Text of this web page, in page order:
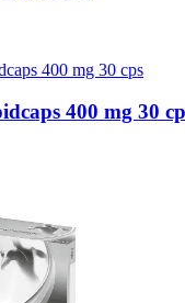
400 mg 30